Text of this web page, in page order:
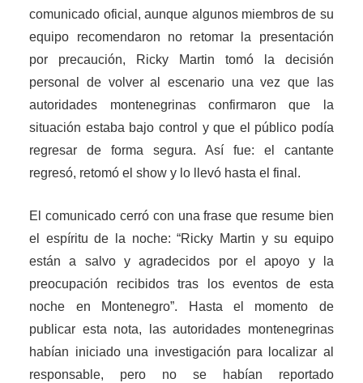
comunicado oficial, aunque algunos miembros de su
equipo recomendaron no retomar la presentación
por precaución, Ricky Martin tomó la decisión
personal de volver al escenario una vez que las
autoridades montenegrinas confirmaron que la
situación estaba bajo control y que el público podía
regresar de forma segura. Así fue: el cantante
regresó, retomó el show y lo llevó hasta el final.
El comunicado cerró con una frase que resume bien
el espíritu de la noche: “Ricky Martin y su equipo
están a salvo y agradecidos por el apoyo y la
preocupación recibidos tras los eventos de esta
noche en Montenegro”. Hasta el momento de
publicar esta nota, las autoridades montenegrinas
habían iniciado una investigación para localizar al
responsable, pero no se habían reportado